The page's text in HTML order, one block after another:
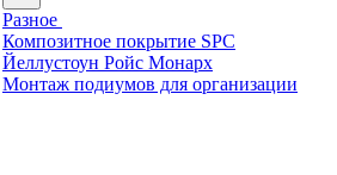
Разное
Композитное покрытие SPC
Йеллустоун Ройс Монарх
Монтаж подиумов для организации